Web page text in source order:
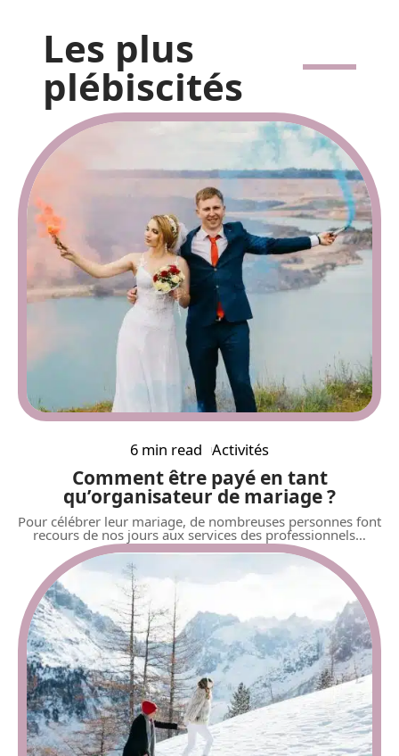
Les plus
plébiscités
6 min read Activités
Comment être payé en tant
qu’organisateur de mariage ?
Pour célébrer leur mariage, de nombreuses personnes font
recours de nos jours aux services des professionnels…